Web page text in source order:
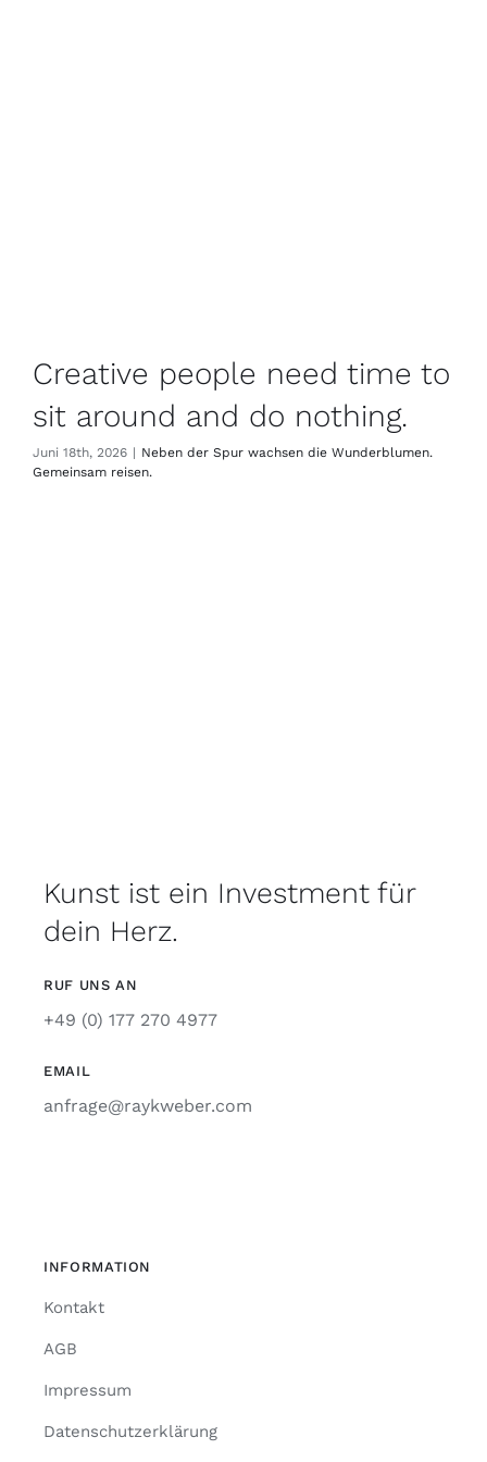
Creative people need time to
sit around and do nothing.
Juni 18th, 2026 | Neben der Spur wachsen die Wunderblumen.
Gemeinsam reisen.
Kunst ist ein Investment für
dein Herz.
RUF UNS AN
+49 (0) 177 270 4977
EMAIL
anfrage@raykweber.com
INFORMATION
Kontakt
AGB
Impressum
Datenschutzerklärung